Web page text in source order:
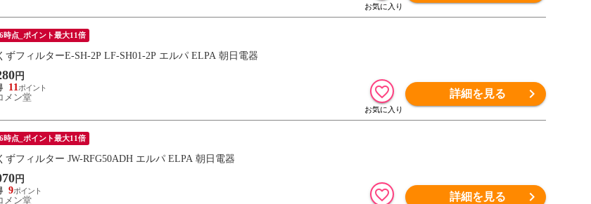
時点_ポイント最大11倍
ずフィルターE-SH-2P LF-SH01-2P エルパ ELPA 朝日電器
円
11
メン堂
詳細を見る
時点_ポイント最大11倍
ずフィルター JW-RFG50ADH エルパ ELPA 朝日電器
円
9
メン堂
詳細を見る